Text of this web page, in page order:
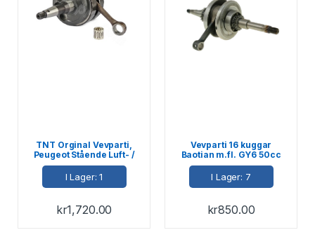
TNT Orginal Vevparti,
Peugeot Stående Luft- /
Vätskekyld, E2 03->
I Lager: 1
kr1,720.00
Vevparti 16 kuggar
Baotian m.fl. GY6 50cc
139QMB/QMA
I Lager: 7
kr850.00